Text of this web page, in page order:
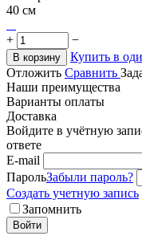
40 см
+ −
В корзину
Купить в
Отложить Сравнить
Наши преимущества
Варианты оплаты
Доставка
Войдите в учётную
ответе
E-mail
ПарольЗабыли пароль?
Создать учетную запись
Запомнить
Войти